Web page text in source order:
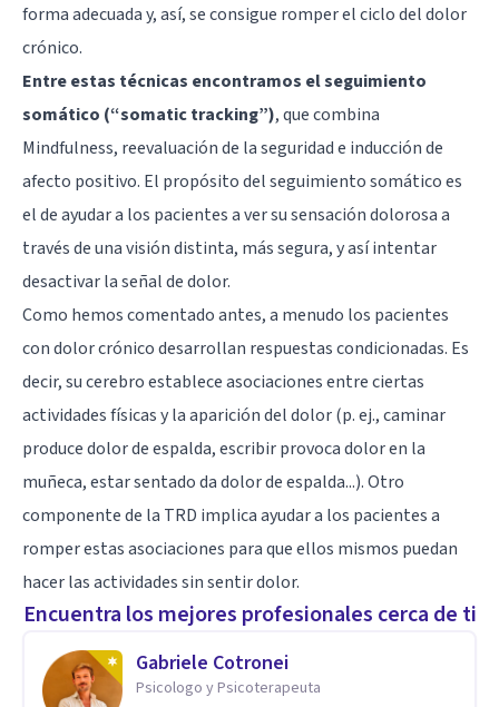
forma adecuada y, así, se consigue romper el ciclo del dolor
crónico.
Entre estas técnicas encontramos el seguimiento
somático (“somatic tracking”), que combina
Mindfulness, reevaluación de la seguridad e inducción de
afecto positivo. El propósito del seguimiento somático es
el de ayudar a los pacientes a ver su sensación dolorosa a
través de una visión distinta, más segura, y así intentar
desactivar la señal de dolor.
Como hemos comentado antes, a menudo los pacientes
con dolor crónico desarrollan respuestas condicionadas. Es
decir, su cerebro establece asociaciones entre ciertas
actividades físicas y la aparición del dolor (p. ej., caminar
produce dolor de espalda, escribir provoca dolor en la
muñeca, estar sentado da dolor de espalda...). Otro
componente de la TRD implica ayudar a los pacientes a
romper estas asociaciones para que ellos mismos puedan
hacer las actividades sin sentir dolor.
Encuentra los mejores profesionales cerca de ti
Gabriele Cotronei
Psicologo y Psicoterapeuta